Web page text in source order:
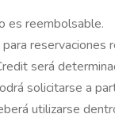
es reembolsable.
será
solicitarse a
utilizarse